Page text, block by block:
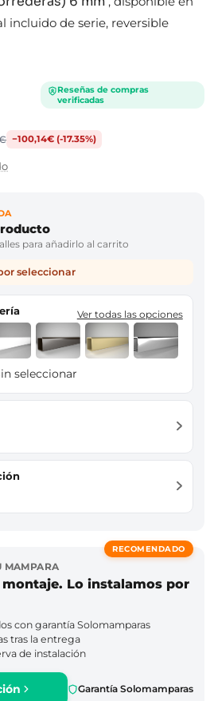
incluido de serie, reversible
Reseñas de compras
verificadas
−100,14€ (-17.35%)
para añadirlo al carrito
seleccionar
Ver todas las opciones
seleccionar
RECOMENDADO
MAMPARA
Lo instalamos por
con garantía Solomamparas
tras la entrega
de instalación
Garantía Solomamparas